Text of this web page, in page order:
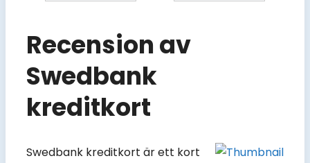
Recension av
Swedbank
kreditkort
Swedbank kreditkort är ett kort